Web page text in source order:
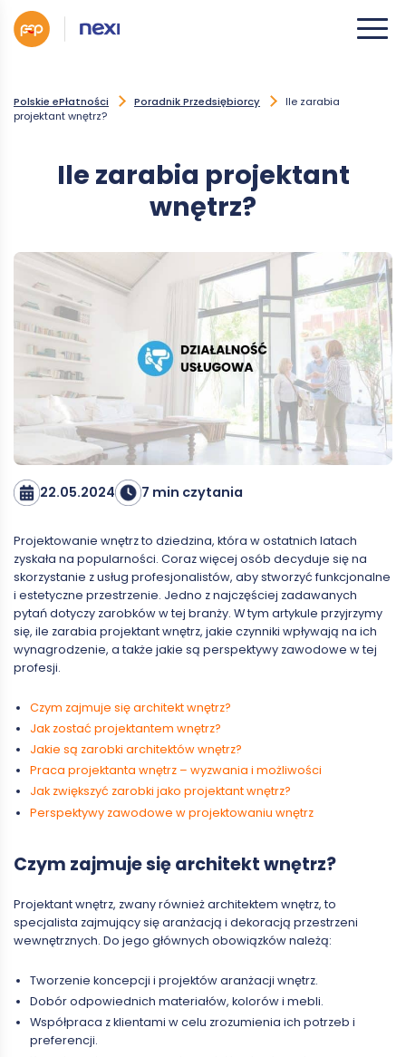
Polskie ePłatności Poradnik Przedsiębiorcy
Ile zarabia
projektant wnętrz?
Ile zarabia projektant
wnętrz?
22.05.2024 7 min czytania
Projektowanie wnętrz to dziedzina, która w ostatnich latach
zyskała na popularności. Coraz więcej osób decyduje się na
skorzystanie z usług profesjonalistów, aby stworzyć funkcjonalne
i estetyczne przestrzenie. Jedno z najczęściej zadawanych
pytań dotyczy zarobków w tej branży. W tym artykule przyjrzymy
się, ile zarabia projektant wnętrz, jakie czynniki wpływają na ich
wynagrodzenie, a także jakie są perspektywy zawodowe w tej
profesji.
Czym zajmuje się architekt wnętrz?
Jak zostać projektantem wnętrz?
Jakie są zarobki architektów wnętrz?
Praca projektanta wnętrz – wyzwania i możliwości
Jak zwiększyć zarobki jako projektant wnętrz?
Perspektywy zawodowe w projektowaniu wnętrz
Czym zajmuje się architekt wnętrz?
Projektant wnętrz, zwany również architektem wnętrz, to
specjalista zajmujący się aranżacją i dekoracją przestrzeni
wewnętrznych. Do jego głównych obowiązków należą:
Tworzenie koncepcji i projektów aranżacji wnętrz.
Dobór odpowiednich materiałów, kolorów i mebli.
Współpraca z klientami w celu zrozumienia ich potrzeb i
preferencji.